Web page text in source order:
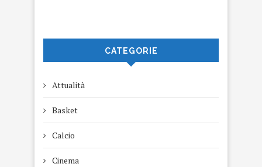
CATEGORIE
Attualità
Basket
Calcio
Cinema